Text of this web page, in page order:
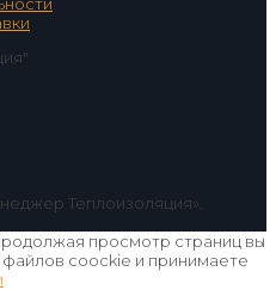
Теплоизоляция».
просмотр страниц вы
coockie и принимаете